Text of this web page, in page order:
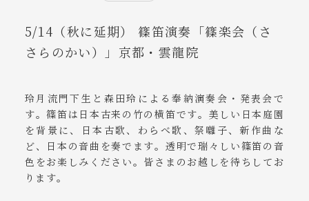
5/14（秋に延期） 篠笛演奏「篠楽会（さ
さらのかい）」京都・雲龍院
玲月流門下生と森田玲による奉納演奏会・発表会で
す。篠笛は日本古来の竹の横笛です。美しい日本庭園
を背景に、日本古歌、わらべ歌、祭囃子、新作曲な
ど、日本の音曲を奏でます。透明で瑞々しい篠笛の音
色をお楽しみください。皆さまのお越しを待ちしてお
ります。